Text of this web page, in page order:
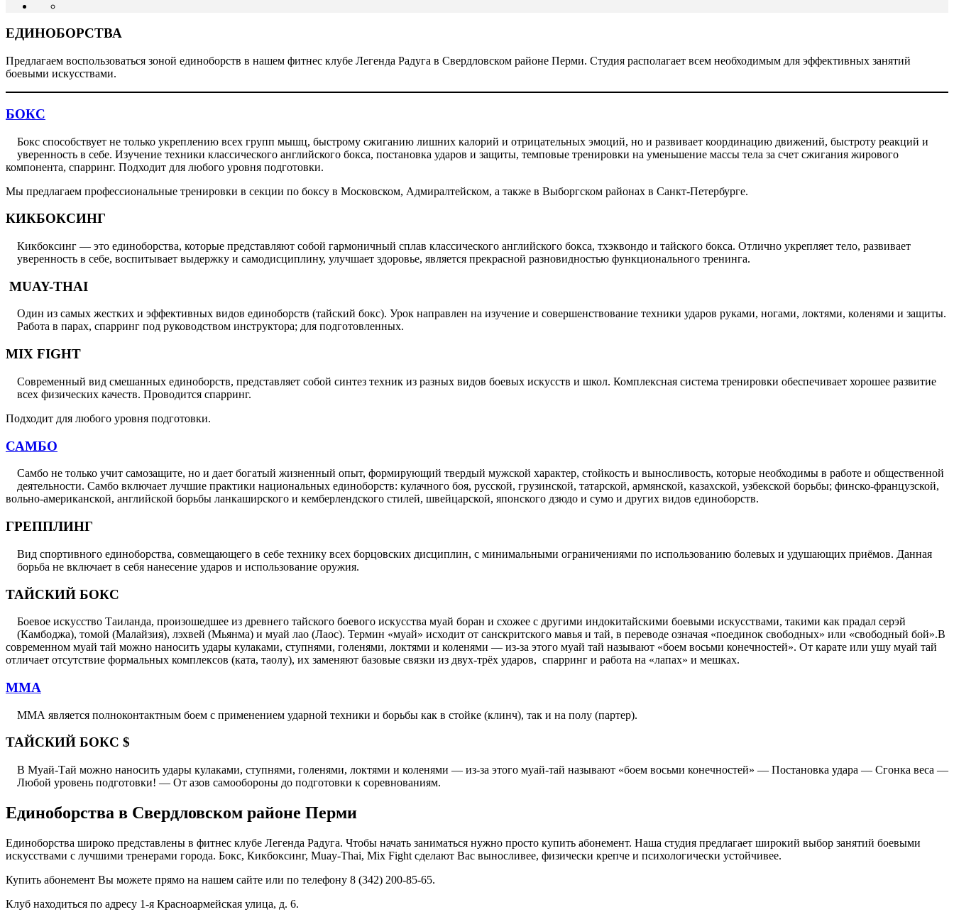
ЕДИНОБОРСТВА
Предлагаем воспользоваться зоной единоборств в нашем фитнес клубе Легенда Радуга в Свердловском районе Перми. Студия располагает всем необходимым для эффективных занятий
боевыми искусствами.
БОКС
Бокс способствует не только укреплению всех групп мышц, быстрому сжиганию лишних калорий и отрицательных эмоций, но и развивает координацию движений, быстроту реакций и
уверенность в себе. Изучение техники классического английского бокса, постановка ударов и защиты, темповые тренировки на уменьшение массы тела за счет сжигания жирового
компонента, спарринг. Подходит для любого уровня подготовки.
Мы предлагаем профессиональные тренировки в секции по боксу в Московском, Адмиралтейском, а также в Выборгском районах в Санкт-Петербурге.
КИКБОКСИНГ
Кикбоксинг — это единоборства, которые представляют собой гармоничный сплав классического английского бокса, тхэквондо и тайского бокса. Отлично укрепляет тело, развивает
уверенность в себе, воспитывает выдержку и самодисциплину, улучшает здоровье, является прекрасной разновидностью функционального тренинга.
MUAY-THAI
Один из самых жестких и эффективных видов единоборств (тайский бокс). Урок направлен на изучение и совершенствование техники ударов руками, ногами, локтями, коленями и защиты.
Работа в парах, спарринг под руководством инструктора; для подготовленных.
MIX FIGHT
Современный вид смешанных единоборств, представляет собой синтез техник из разных видов боевых искусств и школ. Комплексная система тренировки обеспечивает хорошее развитие
всех физических качеств. Проводится спарринг.
Подходит для любого уровня подготовки.
САМБО
Самбо не только учит самозащите, но и дает богатый жизненный опыт, формирующий твердый мужской характер, стойкость и выносливость, которые необходимы в работе и общественной
деятельности. Самбо включает лучшие практики национальных единоборств: кулачного боя, русской, грузинской, татарской, армянской, казахской, узбекской борьбы; финско-французской,
вольно-американской, английской борьбы ланкаширского и кемберлендского стилей, швейцарской, японского дзюдо и сумо и других видов единоборств.
ГРЕППЛИНГ
Вид спортивного единоборства, совмещающего в себе технику всех борцовских дисциплин, с минимальными ограничениями по использованию болевых и удушающих приёмов. Данная
борьба не включает в себя нанесение ударов и использование оружия.
ТАЙСКИЙ БОКС
Боевое искусство Таиланда, произошедшее из древнего тайского боевого искусства муай боран и схожее с другими индокитайскими боевыми искусствами, такими как прадал серэй
(Камбоджа), томой (Малайзия), лэхвей (Мьянма) и муай лао (Лаос). Термин «муай» исходит от санскритского мавья и тай, в переводе означая «поединок свободных» или «свободный бой».В
современном муай тай можно наносить удары кулаками, ступнями, голенями, локтями и коленями — из-за этого муай тай называют «боем восьми конечностей». От карате или ушу муай тай
отличает отсутствие формальных комплексов (ката, таолу), их заменяют базовые связки из двух-трёх ударов, спарринг и работа на «лапах» и мешках.
MMA
ММА является полноконтактным боем с применением ударной техники и борьбы как в стойке (клинч), так и на полу (партер).
ТАЙСКИЙ БОКС $
В Муай-Тай можно наносить удары кулаками, ступнями, голенями, локтями и коленями — из-за этого муай-тай называют «боем восьми конечностей» — Постановка удара — Сгонка веса —
Любой уровень подготовки! — От азов самообороны до подготовки к соревнованиям.
Единоборства в Свердловском районе Перми
Единоборства широко представлены в фитнес клубе Легенда Радуга. Чтобы начать заниматься нужно просто купить абонемент. Наша студия предлагает широкий выбор занятий боевыми
искусствами с лучшими тренерами города. Бокс, Кикбоксинг, Muay-Thai, Mix Fight сделают Вас выносливее, физически крепче и психологически устойчивее.
Купить абонемент Вы можете прямо на нашем сайте или по телефону 8 (342) 200-85-65.
Клуб находиться по адресу 1-я Красноармейская улица, д. 6.